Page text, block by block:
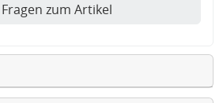
Fragen zum Artikel